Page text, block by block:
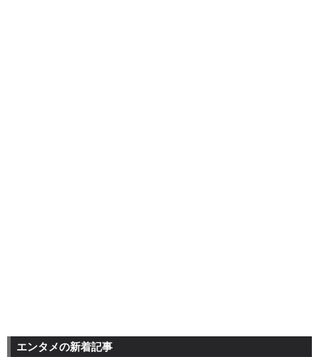
エンタメの新着記事